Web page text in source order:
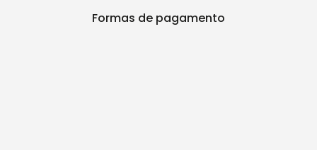
Formas de pagamento